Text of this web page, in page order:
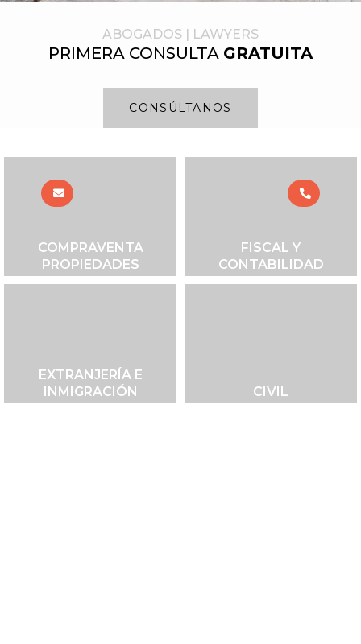
& ASOCIADOS
Abogados
Especialistas
en todas las ramas del
ABOGADOS | LAWYERS
PRIMERA CONSULTA GRATUITA
CONSÚLTANOS
COMPRAVENTA
PROPIEDADES
FISCAL Y
CONTABILIDAD
EXTRANJERÍA E
INMIGRACIÓN
CIVIL